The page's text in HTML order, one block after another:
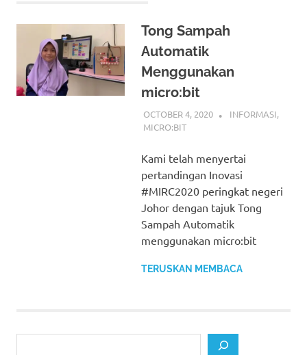
Tong Sampah
Automatik
Menggunakan
micro:bit
OCTOBER 4, 2020 IDRIS
INFORMASI,
MICRO:BIT
Kami telah menyertai
pertandingan Inovasi
#MIRC2020 peringkat negeri
Johor dengan tajuk Tong
Sampah Automatik
menggunakan micro:bit
TERUSKAN MEMBACA